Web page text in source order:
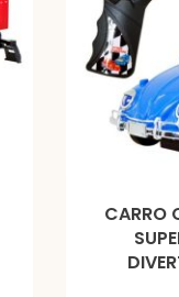
CARRO